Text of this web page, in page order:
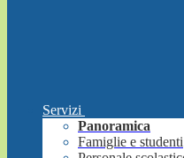
Servizi
Panoramica
Famiglie e studenti